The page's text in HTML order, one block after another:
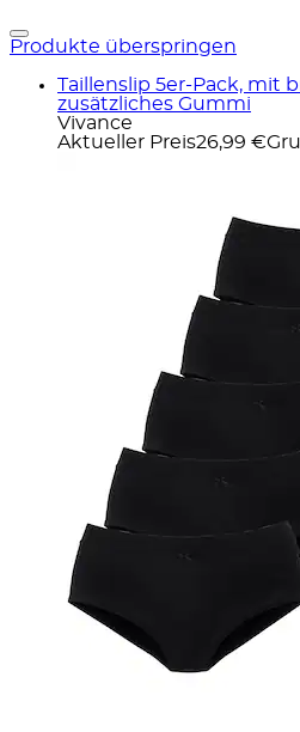
Produkte überspringen
Taillenslip 5er-Pack, mit
zusätzliches Gummi
Vivance
Aktueller Preis26,99 €